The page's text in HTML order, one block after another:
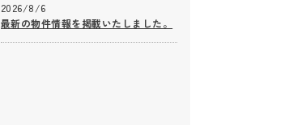
2026/8/6
最新の物件情報を掲載いたしました。